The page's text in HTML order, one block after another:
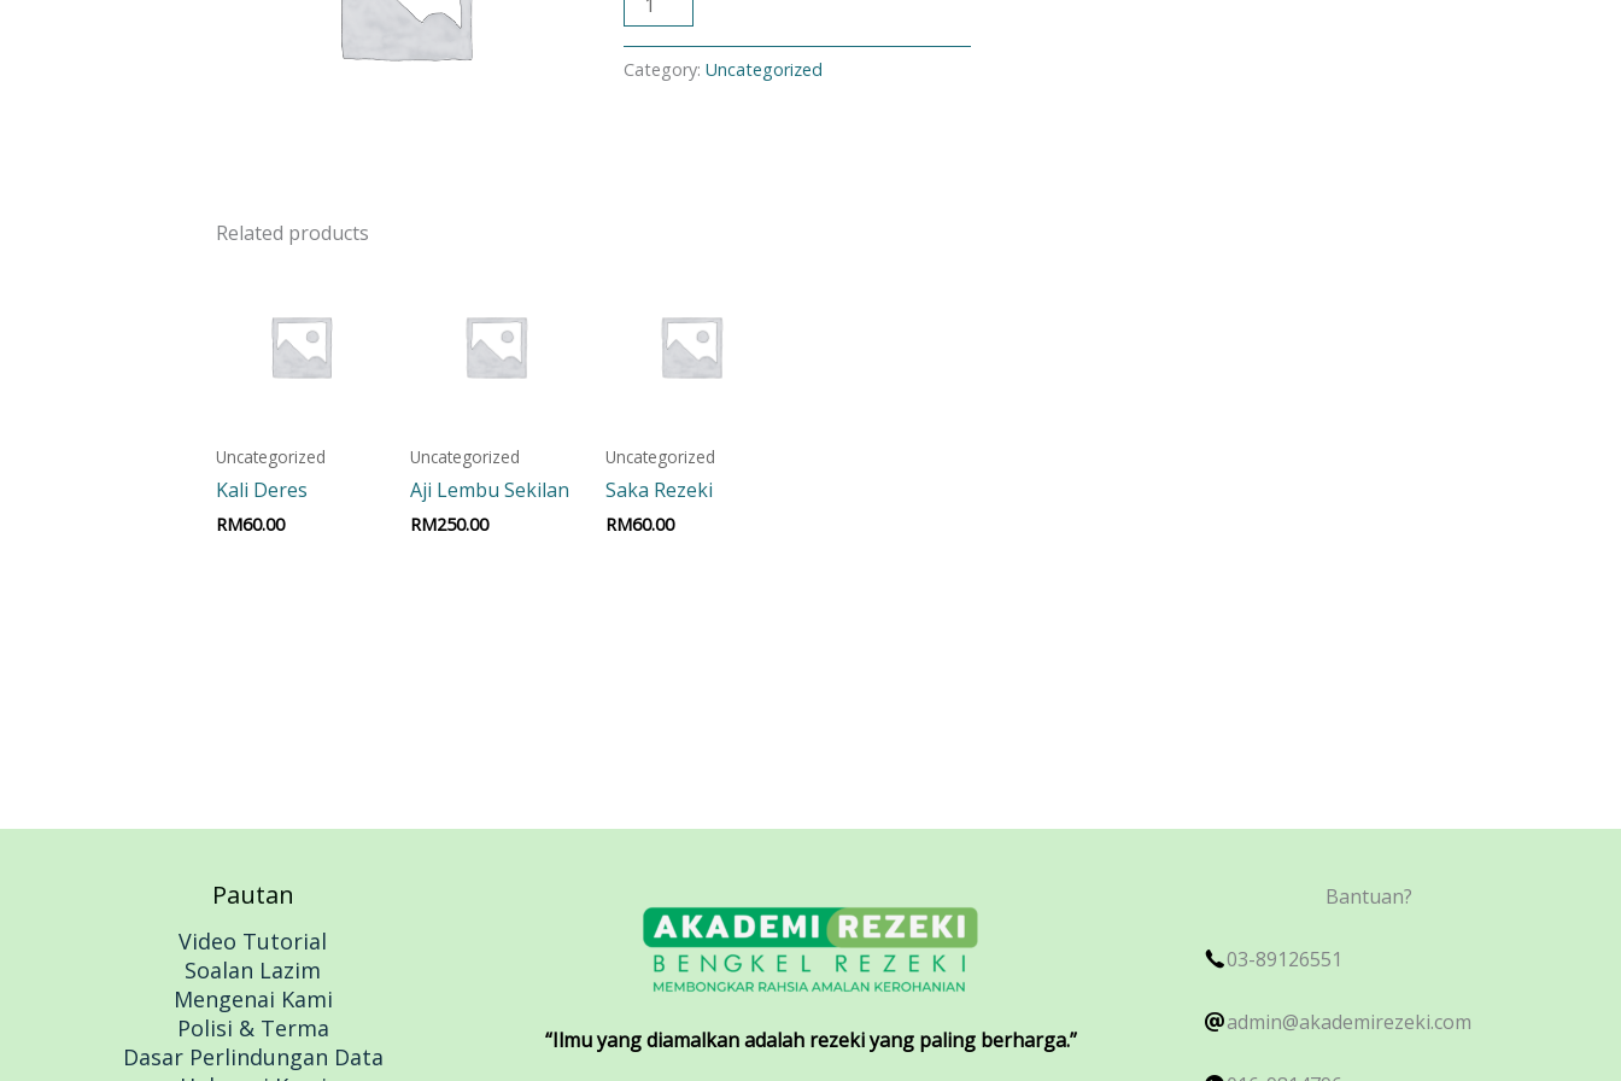
Category:Uncategorized
Related products
Uncategorized
Kali Deres
RM60.00
Uncategorized
Aji Lembu Sekilan
RM250.00
Uncategorized
Saka Rezeki
RM60.00
Pautan
Video Tutorial
Soalan Lazim
Mengenai Kami
Polisi & Terma
Dasar Perlindungan Data
“Ilmu yang diamalkan adalah rezeki yang paling berharga.”
Bantuan?
03-89126551
admin@akademirezeki.com